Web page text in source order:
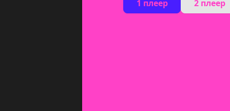
1 плеер 2 плеер